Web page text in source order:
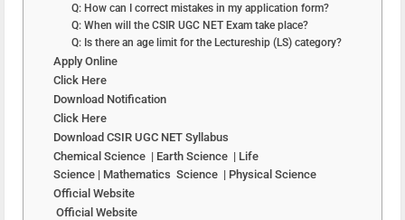
Q: How can I correct mistakes in my application form?
Q: When will the CSIR UGC NET Exam take place?
Q: Is there an age limit for the Lectureship (LS) category?
Apply Online
Click Here
Download Notification
Click Here
Download CSIR UGC NET Syllabus
Chemical Science | Earth Science | Life
Science | Mathematics Science | Physical Science
Official Website
Official Website